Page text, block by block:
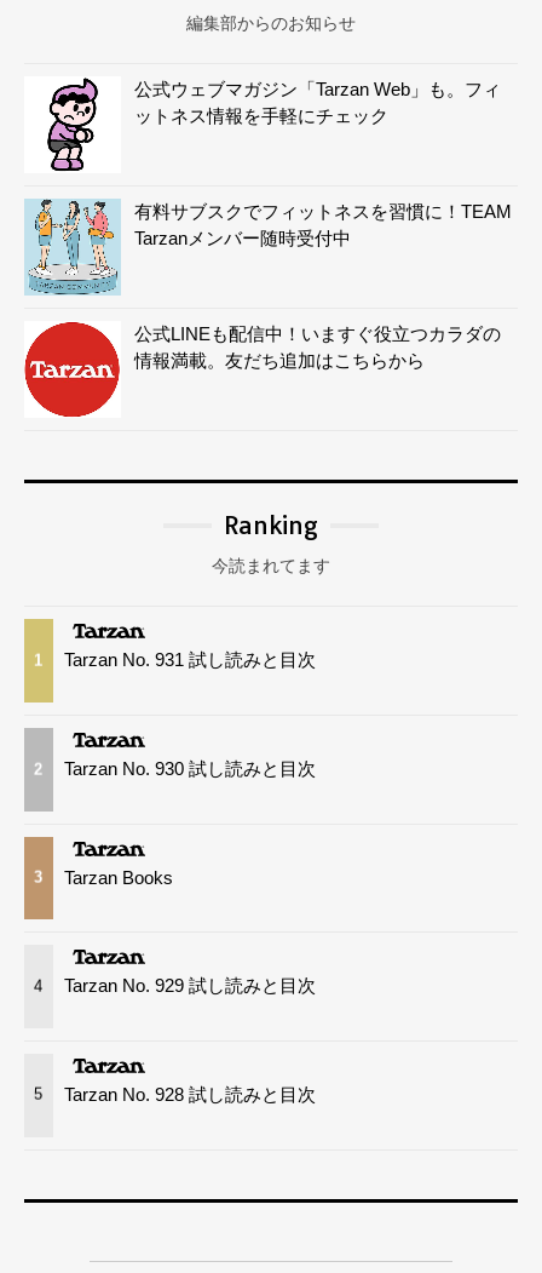
編集部からのお知らせ
公式ウェブマガジン「Tarzan Web」も。フィ
ットネス情報を手軽にチェック
有料サブスクでフィットネスを習慣に！TEAM
Tarzanメンバー随時受付中
公式LINEも配信中！いますぐ役立つカラダの
情報満載。友だち追加はこちらから
Ranking
今読まれてます
1 Tarzan No. 931 試し読みと目次
2 Tarzan No. 930 試し読みと目次
3 Tarzan Books
4 Tarzan No. 929 試し読みと目次
5 Tarzan No. 928 試し読みと目次